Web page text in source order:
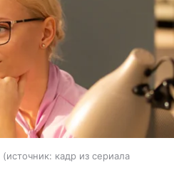
источник: кадр из сериала